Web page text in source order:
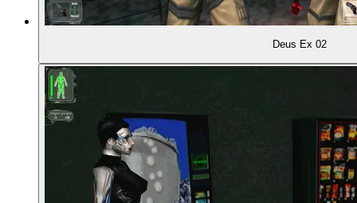
Rumballern: möglich, aber gefährlich
00:43:28
Erkundung wird belohnt
00:45:59 Die Handlung
Deus Ex 02